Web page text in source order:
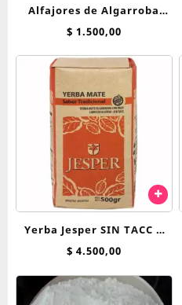
Alfajores de Algarroba
Breadnet con D.de Leche
$ 1.500,00
Yerba Jesper SIN TACC x
500 g
$ 4.500,00